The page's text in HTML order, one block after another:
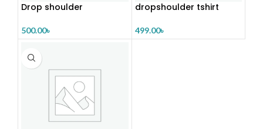
Drop shoulder
500.00৳
dropshoulder tshirt
499.00৳